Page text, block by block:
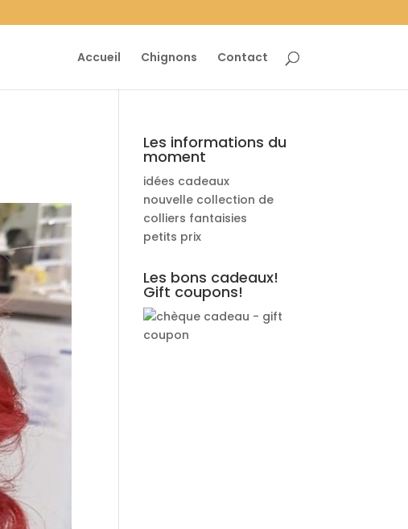
Accueil Chignons Contact
Les informations du
moment
idées cadeaux
nouvelle collection de
colliers fantaisies
petits prix
Les bons cadeaux!
Gift coupons!